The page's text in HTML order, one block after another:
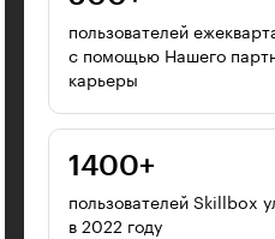
пользователей
с помощью Нашего
карьеры
1400⁠+
пользователей Skillbox
в 2022 году